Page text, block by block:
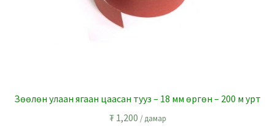
Зөөлөн улаан ягаан цаасан тууз – 18 мм өргөн – 200 м урт
₮1,200 / дамар